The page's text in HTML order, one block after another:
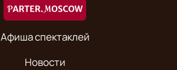
Афиша спектаклей
Новости